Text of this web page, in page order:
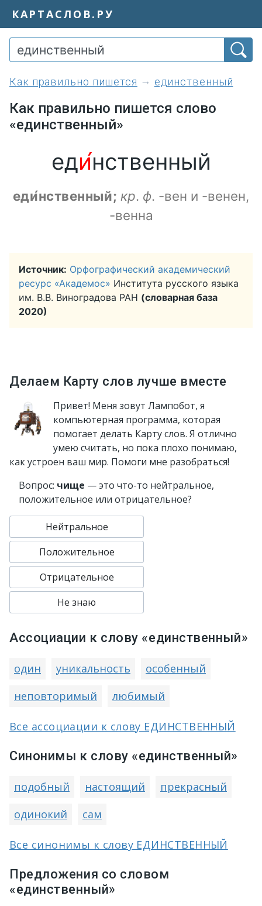
КАРТАСЛОВ.РУ
как правильно пишется единственный
Как правильно пишется слово
«единственный»
еди́нственный
еди́нственный; кр. ф. -вен и -венен,
-венна
Источник: Орфографический академический
ресурс «Академос» Института русского языка
им. В.В. Виноградова РАН (словарная база
2020)
Делаем Карту слов лучше вместе
Привет! Меня зовут Лампобот, я
компьютерная программа, которая
помогает делать Карту слов. Я отлично
умею считать, но пока плохо понимаю,
как устроен ваш мир. Помоги мне разобраться!
Вопрос: чище — это что-то нейтральное,
положительное или отрицательное?
Нейтральное
Положительное
Отрицательное
Не знаю
Ассоциации к слову «единственный»
один уникальность
особенный
неповторимый
любимый
Все ассоциации к слову ЕДИНСТВЕННЫЙ
Синонимы к слову «единственный»
подобный настоящий
прекрасный
одинокий
сам
Все синонимы к слову ЕДИНСТВЕННЫЙ
Предложения со словом
«единственный»